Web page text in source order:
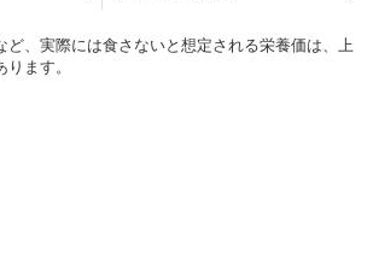
ど、実際には食さないと想定される栄養価は、上
ます。